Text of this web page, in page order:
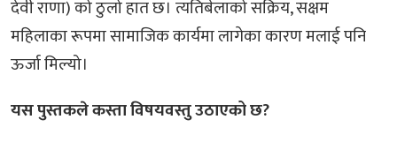
देवी राणा) को ठुलो हात छ। त्यतिबेलाको सक्रिय, सक्षम
महिलाका रूपमा सामाजिक कार्यमा लागेका कारण मलाई पनि
ऊर्जा मिल्यो।
यस पुस्तकले कस्ता विषयवस्तु उठाएको छ?